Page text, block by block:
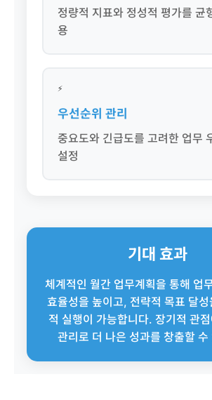
정량적 지표와 정성적 평가를 균
용
⚡
우선순위 관리
중요도와 긴급도를 고려한 업무
설정
기대 효과
체계적인 월간 업무계획을 통해 업
효율성을 높이고, 전략적 목표 달
적 실행이 가능합니다. 장기적 관
관리로 더 나은 성과를 창출할 수